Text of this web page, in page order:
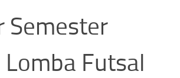
Semester
Futsal